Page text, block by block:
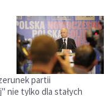
partii
nie tylko dla stałych